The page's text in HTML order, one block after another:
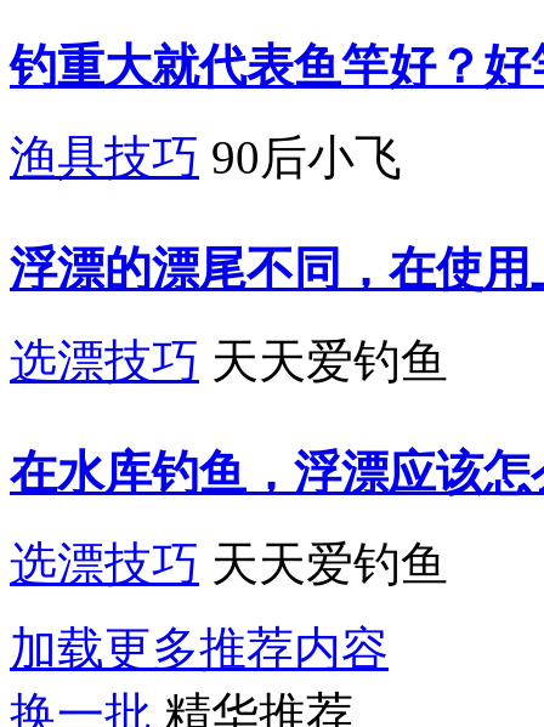
钓重大就代表鱼竿好？
渔具技巧 90后小飞
浮漂的漂尾不同，在使
选漂技巧 天天爱钓鱼
在水库钓鱼，浮漂应该怎
选漂技巧 天天爱钓鱼
加载更多推荐内容
换一批 精华推荐